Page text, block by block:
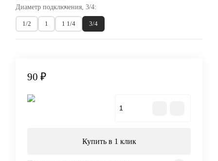
Диаметр подключения, 3/4:
1/2 1 1 1/4 3/4
90 ₽
Купить в 1 клик